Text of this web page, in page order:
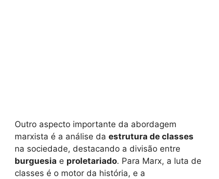
Outro aspecto importante da abordagem
marxista é a análise da estrutura de classes
na sociedade, destacando a divisão entre
burguesia e proletariado. Para Marx, a luta de
classes é o motor da história, e a